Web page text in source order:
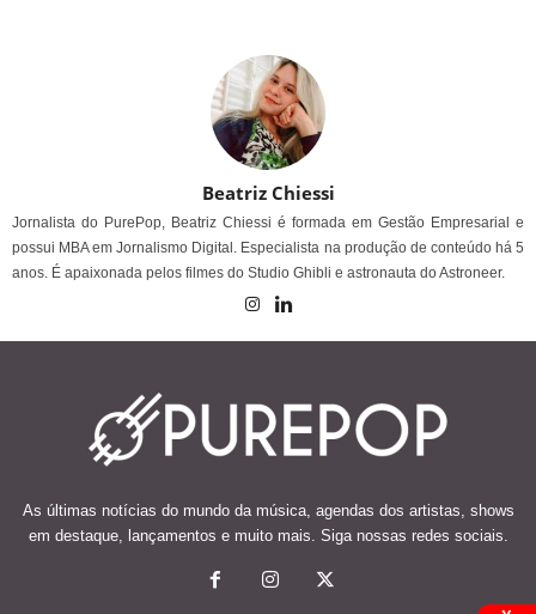
Beatriz Chiessi
Jornalista do PurePop, Beatriz Chiessi é formada em Gestão Empresarial e
possui MBA em Jornalismo Digital. Especialista na produção de conteúdo há 5
anos. É apaixonada pelos filmes do Studio Ghibli e astronauta do Astroneer.
As últimas notícias do mundo da música, agendas dos artistas, shows
em destaque, lançamentos e muito mais. Siga nossas redes sociais.